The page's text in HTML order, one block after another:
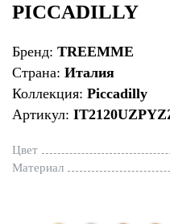
PICCADILLY
Бренд: TREEMME
Страна: Италия
Коллекция: Piccadilly
Артикул:
Цвет
Материал